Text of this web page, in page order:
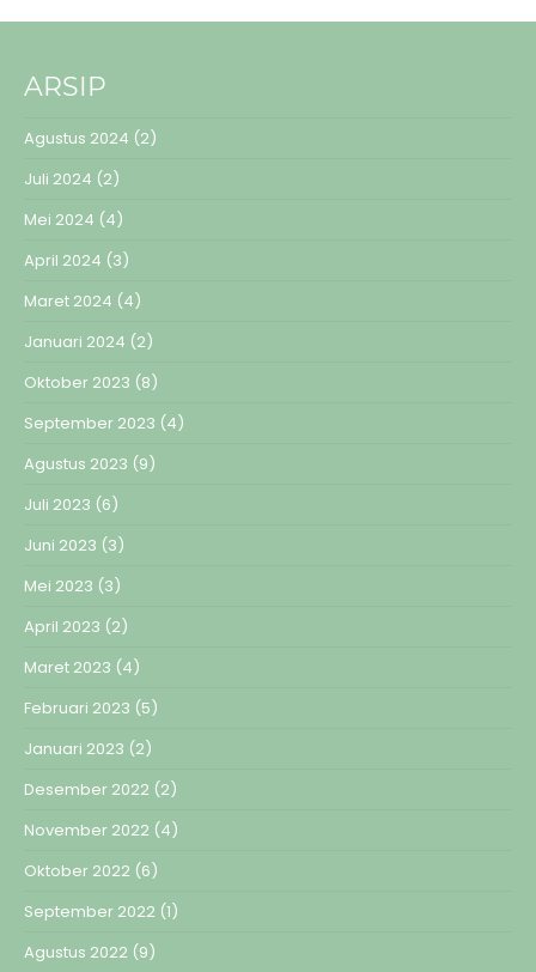
ARSIP
Agustus 2024 (2)
Juli 2024 (2)
Mei 2024 (4)
April 2024 (3)
Maret 2024 (4)
Januari 2024 (2)
Oktober 2023 (8)
September 2023 (4)
Agustus 2023 (9)
Juli 2023 (6)
Juni 2023 (3)
Mei 2023 (3)
April 2023 (2)
Maret 2023 (4)
Februari 2023 (5)
Januari 2023 (2)
Desember 2022 (2)
November 2022 (4)
Oktober 2022 (6)
September 2022 (1)
Agustus 2022 (9)